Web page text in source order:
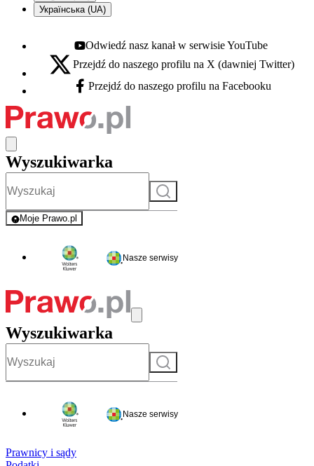
Українська (UA)
Youtube - otwiera się w nowej karcie
Odwiedź nasz kanał w serwisie YouTube
X - otwiera się w nowej karcie
Przejdź do naszego profilu na X (dawniej Twitter)
Facebook - otwiera się w nowej karcie
Przejdź do naszego profilu na Facebooku
Wyszukiwarka
Szukaj
Moje Prawo.pl
- rejestracja i logowanie do serwisu
Nasze serwisy
Wyszukiwarka
Szukaj
Nasze serwisy
Prawnicy i sądy